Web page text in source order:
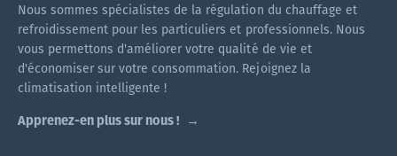
Nous sommes spécialistes de la régulation du chauffage et
refroidissement pour les particuliers et professionnels. Nous
vous permettons d'améliorer votre qualité de vie et
d'économiser sur votre consommation. Rejoignez la
climatisation intelligente !
Apprenez-en plus sur nous !